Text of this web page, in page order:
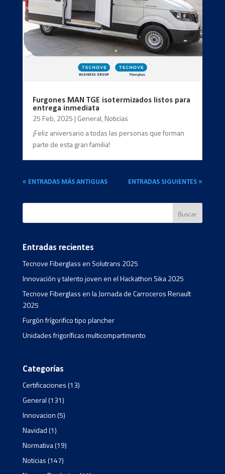
Furgones MAN TGE isotermizados listos para
entrega inmediata
25 Feb, 2025 | General, Noticias
¡Feliz aniversario a todas las personas que forman
parte de esta gran familia!
« ENTRADAS MÁS ANTIGUAS ENTRADAS SIGUIENTES »
Entradas recientes
Tecnove Fiberglass en Solutrans 2025
Innovación y talento joven en el Hackathon Sika 2025
Tecnove Fiberglass en la Jornada de Carroceros Renault
2025
Furgón frígorifico tipo plancher
Unidades frigoríficas multicompartimento
Categorías
Certificaciones(13)
General(131)
Innovacion(5)
Navidad(1)
Normativa(19)
Noticias(147)